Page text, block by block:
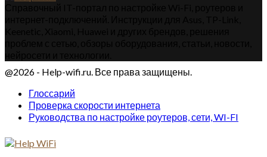
@2026 - Help-wifi.ru. Все права защищены.
Глоссарий
Проверка скорости интернета
Руководства по настройке роутеров, сети, WI-FI